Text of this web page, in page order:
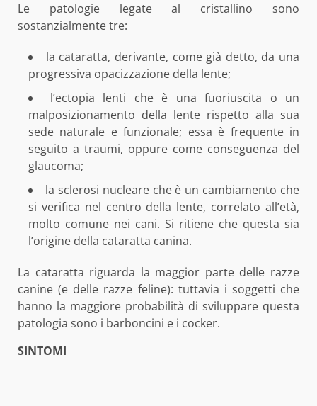
Le patologie legate al cristallino sono
sostanzialmente tre:
la cataratta, derivante, come già detto, da una
progressiva opacizzazione della lente;
l’ectopia lenti che è una fuoriuscita o un
malposizionamento della lente rispetto alla sua
sede naturale e funzionale; essa è frequente in
seguito a traumi, oppure come conseguenza del
glaucoma;
la sclerosi nucleare che è un cambiamento che
si verifica nel centro della lente, correlato all’età,
molto comune nei cani. Si ritiene che questa sia
l’origine della cataratta canina.
La cataratta riguarda la maggior parte delle razze
canine (e delle razze feline): tuttavia i soggetti che
hanno la maggiore probabilità di sviluppare questa
patologia sono i barboncini e i cocker.
SINTOMI